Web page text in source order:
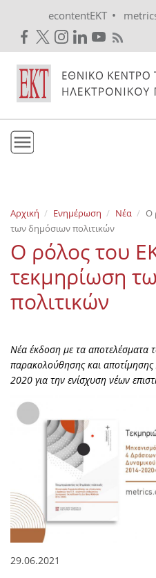
econtentEKT •
Εκδόσεις
Επικοινωνία
Αρχική Ενημέρωση Νέα
Ο
των δημόσιων πολιτικών
Ο ρόλος του
τεκμηρίωση
πολιτικών
Νέα έκδοση με τα αποτελέσματα
παρακολούθησης και
2020 για την ενίσχυση νέων
29.06.2021